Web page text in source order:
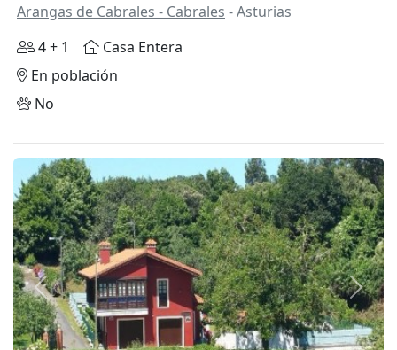
Arangas de Cabrales - Cabrales - Asturias
4 + 1
Casa Entera
En población
No
Anterior